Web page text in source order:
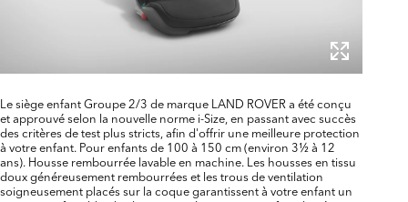
Le siège enfant Groupe 2/3 de marque LAND ROVER a été conçu
et approuvé selon la nouvelle norme i-Size, en passant avec succès
des critères de test plus stricts, afin d'offrir une meilleure protection
à votre enfant. Pour enfants de 100 à 150 cm (environ 3½ à 12
ans). Housse rembourrée lavable en machine. Les housses en tissu
doux généreusement rembourrées et les trous de ventilation
soigneusement placés sur la coque garantissent à votre enfant un